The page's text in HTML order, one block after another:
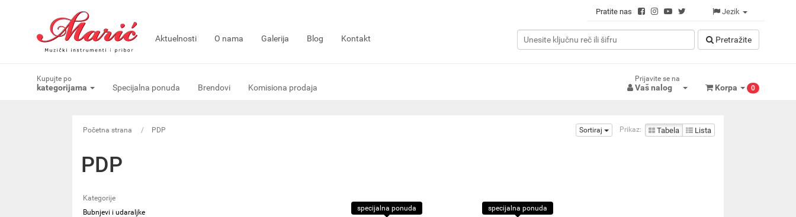
Pratite nas Jezik
Aktuelnosti O nama Galerija Blog Kontakt Pretražitе
Kupujte po
kategorijama Specijalna ponuda Brendovi Komisiona prodaja
Prijavite se na
Vaš nalog Korpa 0
Početna strana PDP Sortiraj Prikaz: Tabela Lista
PDP
Kategorije
Bubnjevi i udaraljke
specijalna ponuda specijalna ponuda